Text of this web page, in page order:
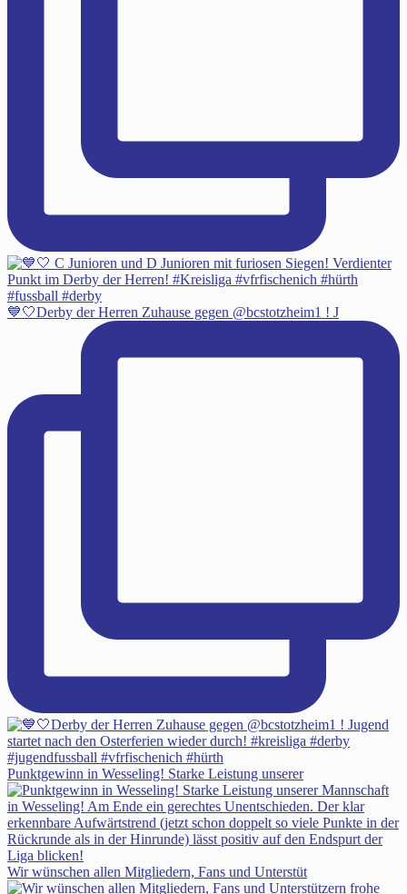
💙🤍Derby der Herren Zuhause gegen @bcstotzheim1 ! J
Punktgewinn in Wesseling! Starke Leistung unserer
Wir wünschen allen Mitgliedern, Fans und Unterstüt